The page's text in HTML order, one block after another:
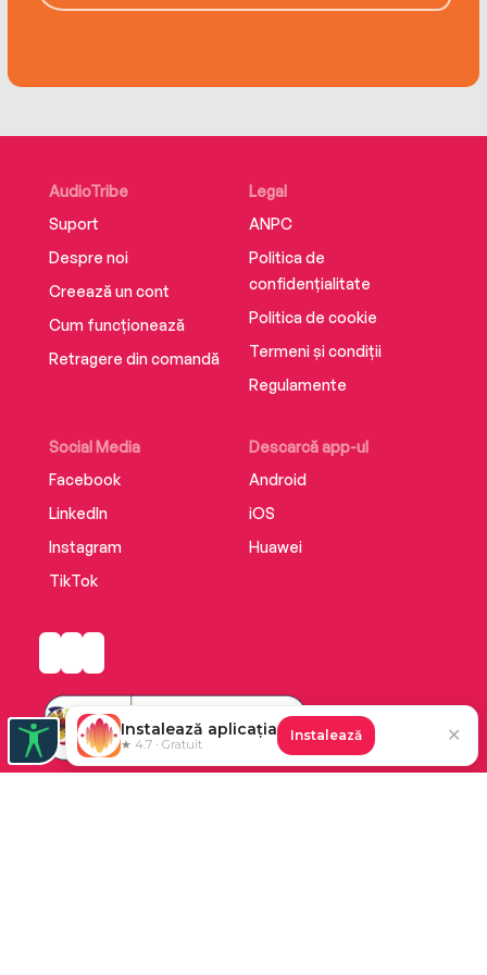
‘I hate this book. It makes me look like a right
Prince Charming
‘A real wake-up call.’
Sleeping Beauty
AudioTribe
Suport
Despre noi
Creează un cont
Cum funcționează
Retragere din comandă
Social Media
Facebook
LinkedIn
Instagram
TikTok
Descarcă app-ul
Android
iOS
Huawei
Legal
ANPC
Politica de
confidențialitate
Politica de cookie
Termeni și condiții
Regulamente
Instalează aplicația
★ 4.7 · Gratuit
Instalează ✕